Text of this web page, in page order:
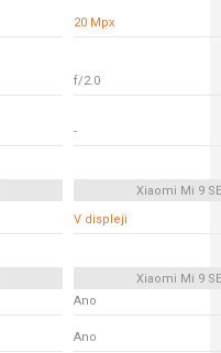
20 Mpx
f/2.0
-
Xiaomi Mi 9 SE
V displeji
Xiaomi Mi 9 SE
Ano
Ano